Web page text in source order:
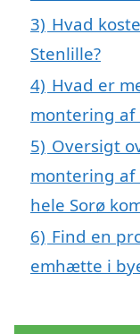
3) Hvad
Stenlille?
4) Hvad er
montering
5) Oversigt
montering
hele Sorø
6) Find en
emhætte i